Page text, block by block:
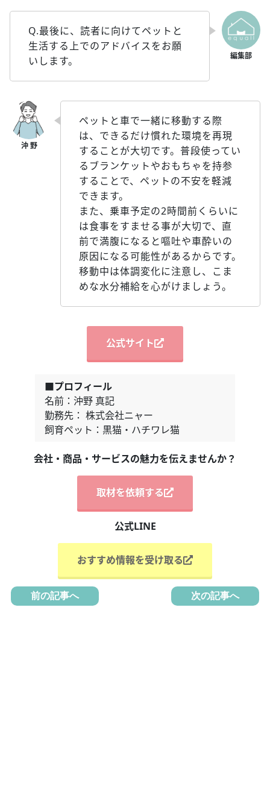
Q.最後に、読者に向けてペットと
生活する上でのアドバイスをお願
いします。
ペットと車で一緒に移動する際
は、できるだけ慣れた環境を再現
することが大切です。普段使ってい
るブランケットやおもちゃを持参
することで、ペットの不安を軽減
できます。
また、乗車予定の2時間前くらいに
は食事をすませる事が大切で、直
前で満腹になると嘔吐や車酔いの
原因になる可能性があるからです。
移動中は体調変化に注意し、こま
めな水分補給を心がけましょう。
公式サイト
■プロフィール
名前：沖野 真記
勤務先： 株式会社ニャー
飼育ペット：黒猫・ハチワレ猫
会社・商品・サービスの魅力を伝えませんか？
取材を依頼する
公式LINE
おすすめ情報を受け取る
前の記事へ 次の記事へ